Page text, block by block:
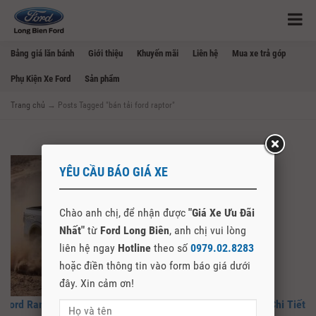
Bảng giá lăn bánh Giới thiệu Khuyến mãi Liên hệ Mua xe trả góp
Phụ Kiện Xe Ford Sản phẩm
Trang chủ → Posts Tagged "bán tải ford raptor"
Ford Ranger Raptor 3.0 V6 2026 Giá Bao Nhiêu? Đánh Giá Chi Tiết
YÊU CẦU BÁO GIÁ XE
Chào anh chị, để nhận được "Giá Xe Ưu Đãi
Nhất" từ Ford Long Biên, anh chị vui lòng
liên hệ ngay Hotline theo số 0979.02.8283
hoặc điền thông tin vào form báo giá dưới
đây. Xin cảm ơn!